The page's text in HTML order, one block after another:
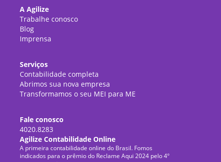
A Agilize
Trabalhe conosco
Blog
Imprensa
Serviços
Contabilidade completa
Abrimos sua nova empresa
Transformamos o seu MEI para ME
Fale conosco
4020.8283
Agilize Contabilidade Online
A primeira contabilidade online do Brasil. Fomos
indicados para o prêmio do Reclame Aqui 2024 pelo 4º